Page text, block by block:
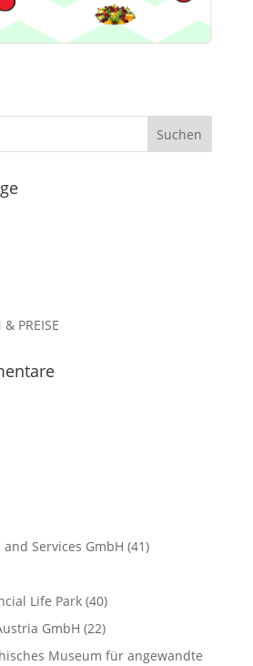
PREISE
Services GmbH (41)
Life Park(40)
GmbH (22)
Museum für angewandte